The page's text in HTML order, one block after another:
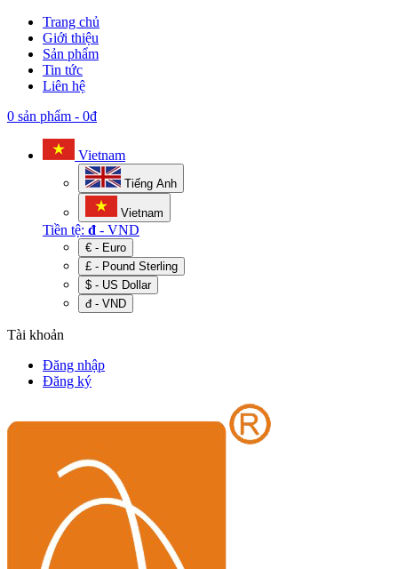
Trang chủ
Giới thiệu
Sản phẩm
Tin tức
Liên hệ
0 sản phẩm - 0đ
Vietnam
Tiếng Anh
Vietnam
Tiền tệ: đ - VND
€ - Euro
£ - Pound Sterling
$ - US Dollar
đ - VND
Tài khoản
Đăng nhập
Đăng ký